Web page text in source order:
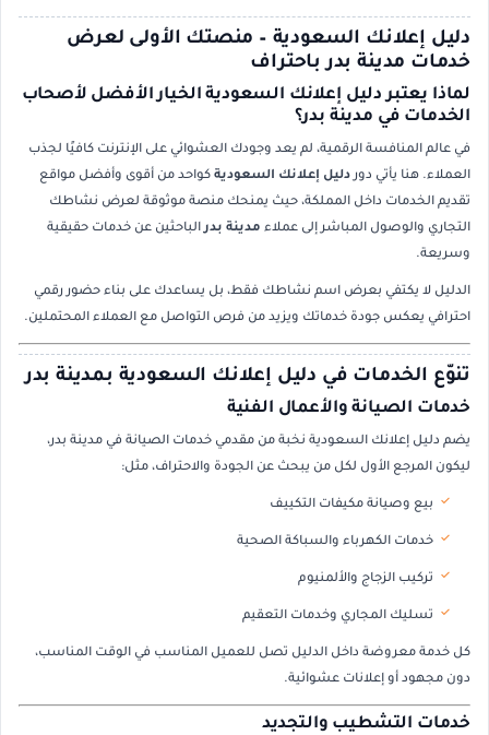
دليل إعلانك السعودية – منصتك الأولى لعرض
خدمات مدينة بدر باحتراف
لماذا يعتبر دليل إعلانك السعودية الخيار الأفضل لأصحاب
الخدمات في مدينة بدر؟
في عالم المنافسة الرقمية، لم يعد وجودك العشوائي على الإنترنت كافيًا لجذب
العملاء. هنا يأتي دوردليل إعلانك السعودية كواحد من أقوى وأفضل مواقع
تقديم الخدمات داخل المملكة، حيث يمنحك منصة موثوقة لعرض نشاطك
التجاري والوصول المباشر إلى عملاء مدينة بدرالباحثين عن خدمات حقيقية
وسريعة.
الدليل لا يكتفي بعرض اسم نشاطك فقط، بل يساعدك على بناء حضور رقمي
احترافي يعكس جودة خدماتك ويزيد من فرص التواصل مع العملاء المحتملين.
تنوّع الخدمات في دليل إعلانك السعودية بمدينة بدر
خدمات الصيانة والأعمال الفنية
يضم دليل إعلانك السعودية نخبة من مقدمي خدمات الصيانة في مدينة بدر،
ليكون المرجع الأول لكل من يبحث عن الجودة والاحتراف، مثل:
بيع وصيانة مكيفات التكييف
خدمات الكهرباء والسباكة الصحية
تركيب الزجاج والألمنيوم
تسليك المجاري وخدمات التعقيم
كل خدمة معروضة داخل الدليل تصل للعميل المناسب في الوقت المناسب،
دون مجهود أو إعلانات عشوائية.
خدمات التشطيب والتجديد